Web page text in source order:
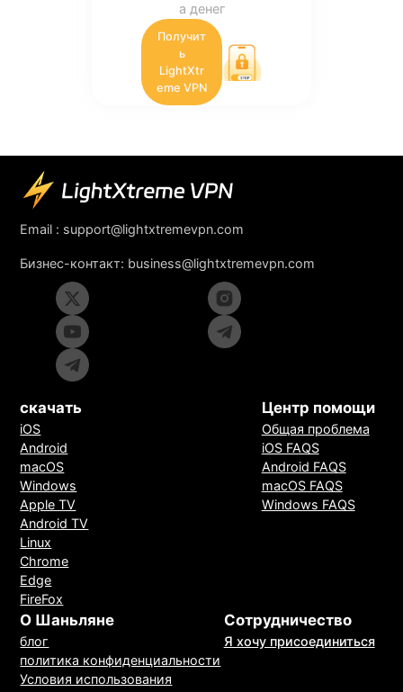
а денег
Получит
ь
LightXtr
eme VPN
Email : support@lightxtremevpn.com
Бизнес-контакт: business@lightxtremevpn.com
скачать
iOS
Android
macOS
Windows
Apple TV
Android TV
Linux
Chrome
Edge
FireFox
Центр помощи
Общая проблема
iOS FAQS
Android FAQS
macOS FAQS
Windows FAQS
О Шаньляне
блог
политика конфиденциальности
Условия использования
Сотрудничество
Я хочу присоединиться